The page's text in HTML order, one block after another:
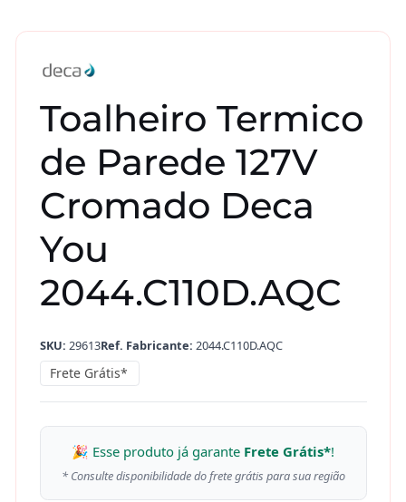
Toalheiro Termico
de Parede 127V
Cromado Deca
You
2044.C110D.AQC
SKU: 29613Ref. Fabricante: 2044.C110D.AQC
Frete Grátis*
🎉 Esse produto já garante Frete Grátis*!
* Consulte disponibilidade do frete grátis para sua região